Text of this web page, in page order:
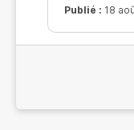
your
Publié : 18